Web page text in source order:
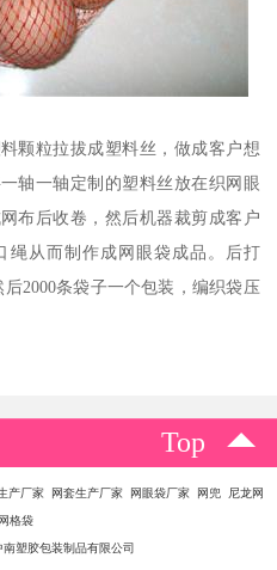
颗粒拉拔成塑料丝，做成客户想
轴一轴定制的塑料丝放在织网眼
布后收卷，然后机器裁剪成客户
绳从而制作成网眼袋成品。后打
2000条袋子一个包装，编织袋压
Top
产厂家 网套生产厂家 网眼袋厂家 网兜 尼龙网
格袋
塑胶包装制品有限公司